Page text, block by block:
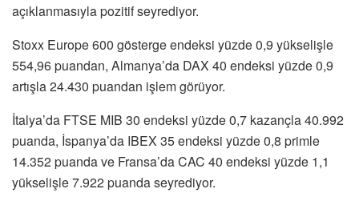
açıklanmasıyla pozitif seyrediyor.
Stoxx Europe 600 gösterge endeksi yüzde 0,9 yükselişle
554,96 puandan, Almanya’da DAX 40 endeksi yüzde 0,9
artışla 24.430 puandan işlem görüyor.
İtalya’da FTSE MIB 30 endeksi yüzde 0,7 kazançla 40.992
puanda, İspanya’da IBEX 35 endeksi yüzde 0,8 primle
14.352 puanda ve Fransa’da CAC 40 endeksi yüzde 1,1
yükselişle 7.922 puanda seyrediyor.